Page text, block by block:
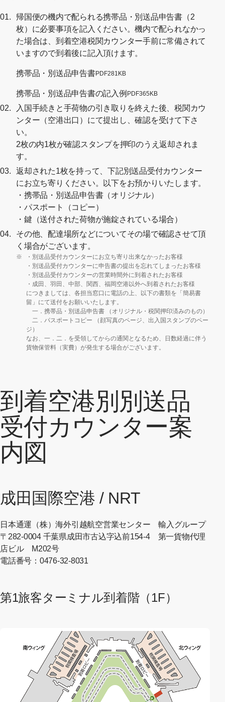
帰国便の機内で配られる携帯品・別送品申告書（2
枚）に必要事項を記入ください。機内で配られなかっ
た場合は、到着空港税関カウンター手前に常備されて
いますので到着後に記入頂けます。
携帯品・別送品申告書PDF281KB[別ウィンドウでPDFファ
携帯品・別送品申告書の記入例 PDF365KB[別ウィンドウで
入国手続きと手荷物の引き取りを終えた後、税関カウ
ンター（空港出口）にて提出し、確認を受けて下さ
い。
2枚の内1枚が確認スタンプを押印のうえ返却されま
す。
返却された1枚を持って、下記別送品受付カウンター
にお立ち寄りください。以下をお預かりいたします。
・携帯品・別送品申告書（オリジナル）
・パスポート（コピー）
・鍵（送付された荷物が施錠されている場合）
その他、配達場所などについてその場で確認させて頂
く場合がございます。
※
・別送品受付カウンターにお立ち寄り出来なかったお客様
・別送品受付カウンターに申告書の提出を忘れてしまったお客様
・別送品受付カウンターの営業時間外に到着されたお客様
・成田、羽田、中部、関西、福岡空港以外へ到着されたお客様
につきましては、各担当窓口に電話の上、以下の書類を「簡易書
留」にて送付をお願いいたします。
一．携帯品・別送品申告書 （オリジナル・税関押印済みのもの）
二．パスポートコピー （顔写真のページ、出入国スタンプのペー
ジ）
なお、一．二．を受領してからの通関となるため、日数経過に伴う
貨物保管料（実費）が発生する場合がございます。
到着空港別別送品
受付カウンター案
内図
成田国際空港 / NRT
日本通運（株）海外引越航空営業センター 輸入グループ
〒282-0004 千葉県成田市古込字込前154-4 第一貨物代理
店ビル M202号
電話番号：0476-32-8031
第1旅客ターミナル到着階（1F）